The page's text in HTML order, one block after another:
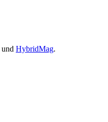
und HybridMag.